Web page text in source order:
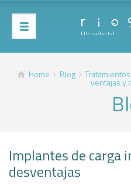
Home Blog Tratamientos
ventajas y
Implantes de carga
desventajas